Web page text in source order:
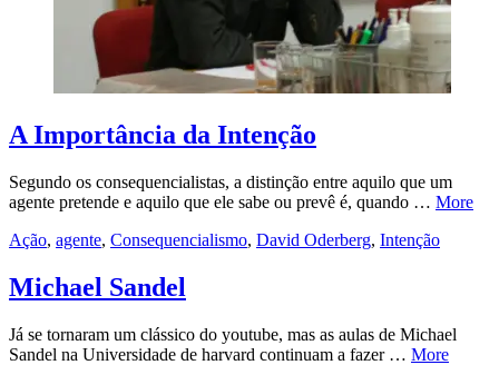
A Importância da Intenção
Segundo os consequencialistas, a distinção entre aquilo que um
agente pretende e aquilo que ele sabe ou prevê é, quando … More
Ação, agente, Consequencialismo, David Oderberg, Intenção
Michael Sandel
Já se tornaram um clássico do youtube, mas as aulas de Michael
Sandel na Universidade de harvard continuam a fazer … More